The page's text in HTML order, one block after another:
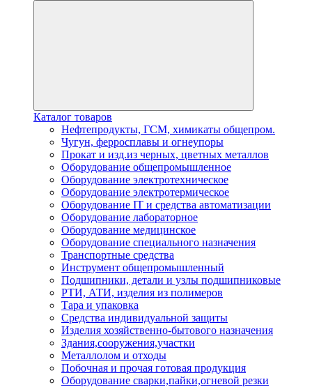
Каталог товаров
Нефтепродукты, ГСМ, химикаты общепром.
Чугун, ферросплавы и огнеупоры
Прокат и изд.из черных, цветных металлов
Оборудование общепромышленное
Оборудование электротехническое
Оборудование электротермическое
Оборудование IT и средства автоматизации
Оборудование лабораторное
Оборудование медицинское
Оборудование специального назначения
Транспортные средства
Инструмент общепромышленный
Подшипники, детали и узлы подшипниковые
РТИ, АТИ, изделия из полимеров
Тара и упаковка
Средства индивидуальной защиты
Изделия хозяйственно-бытового назначения
Здания,сооружения,участки
Металлолом и отходы
Побочная и прочая готовая продукция
Оборудование сварки,пайки,огневой резки